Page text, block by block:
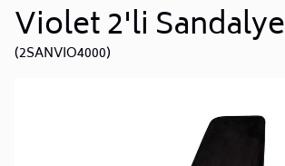
Violet 2'li Sandalye
(2SANVIO4000)